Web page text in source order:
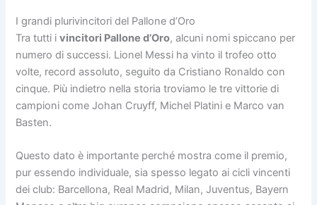
I grandi plurivincitori del Pallone d’Oro
Tra tutti ivincitori Pallone d’Oro, alcuni nomi spiccano per
numero di successi. Lionel Messi ha vinto il trofeo otto
volte, record assoluto, seguito da Cristiano Ronaldo con
cinque. Più indietro nella storia troviamo le tre vittorie di
campioni come Johan Cruyff, Michel Platini e Marco van
Basten.
Questo dato è importante perché mostra come il premio,
pur essendo individuale, sia spesso legato ai cicli vincenti
dei club: Barcellona, Real Madrid, Milan, Juventus, Bayern